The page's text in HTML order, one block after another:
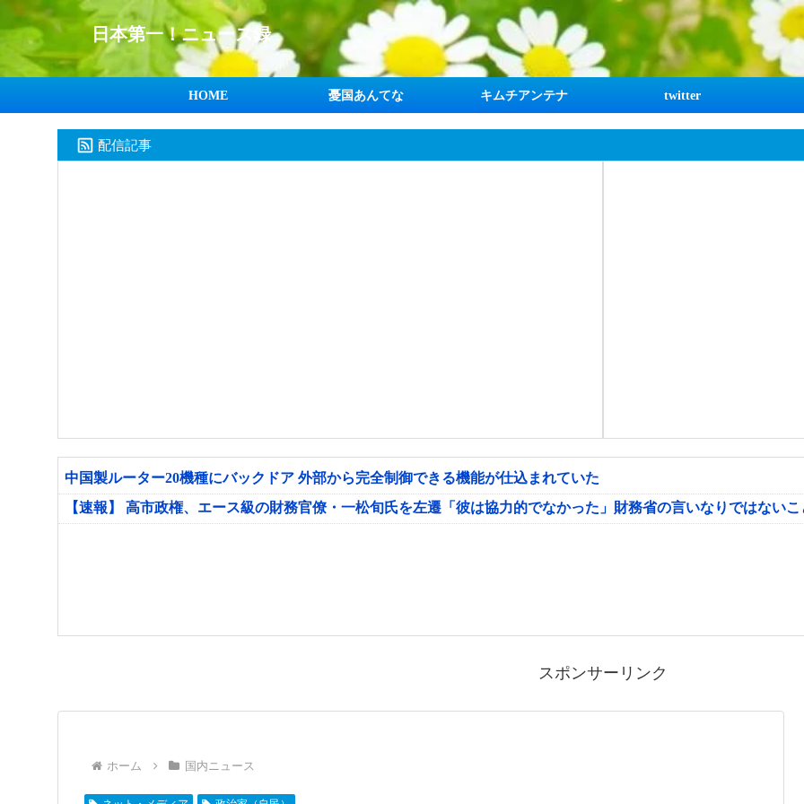
日本第一！ニュース録
HOME 憂国あんてな キムチアンテナ twitter
配信記事
中国製ルーター20機種にバックドア 外部から完全制御できる機能が仕込まれていた
【速報】 高市政権、エース級の財務官僚・一松旬氏を左遷「彼は協力的でなかった」財務省の言いなりではない
スポンサーリンク
ホーム 国内ニュース